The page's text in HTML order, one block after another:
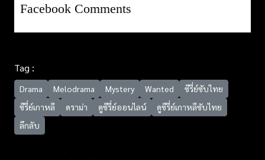
Facebook Comments
Tag :
Drama Melodrama Mystery Wanted
ซีรี่ย์ซับไทย
ซีรี่ย์เกาหลี
ดราม่า ดูซีรี่ย์ออนไลน์
ดูซีรี่ย์เกาหลีซับไทย
ลึกลับ